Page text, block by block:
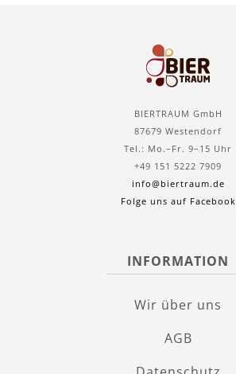
BIERTRAUM GmbH
87679 Westendorf
Tel.: Mo.–Fr. 9–15 Uhr
+49 151 5222 7909
info@biertraum.de
Folge uns auf Facebook
INFORMATION
Wir über uns
AGB